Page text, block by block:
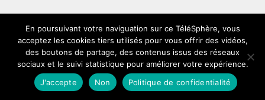
En poursuivant votre naviguation sur ce TéléSphère, vous
acceptez les cookies tiers utilisés pour vous offrir des vidéos,
des boutons de partage, des contenus issus des réseaux
sociaux et le suivi statistique pour améliorer votre expérience.
J'accepte
Non Politique de confidentialité